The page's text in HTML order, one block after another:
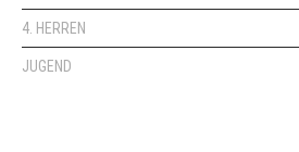
4. HERREN
JUGEND